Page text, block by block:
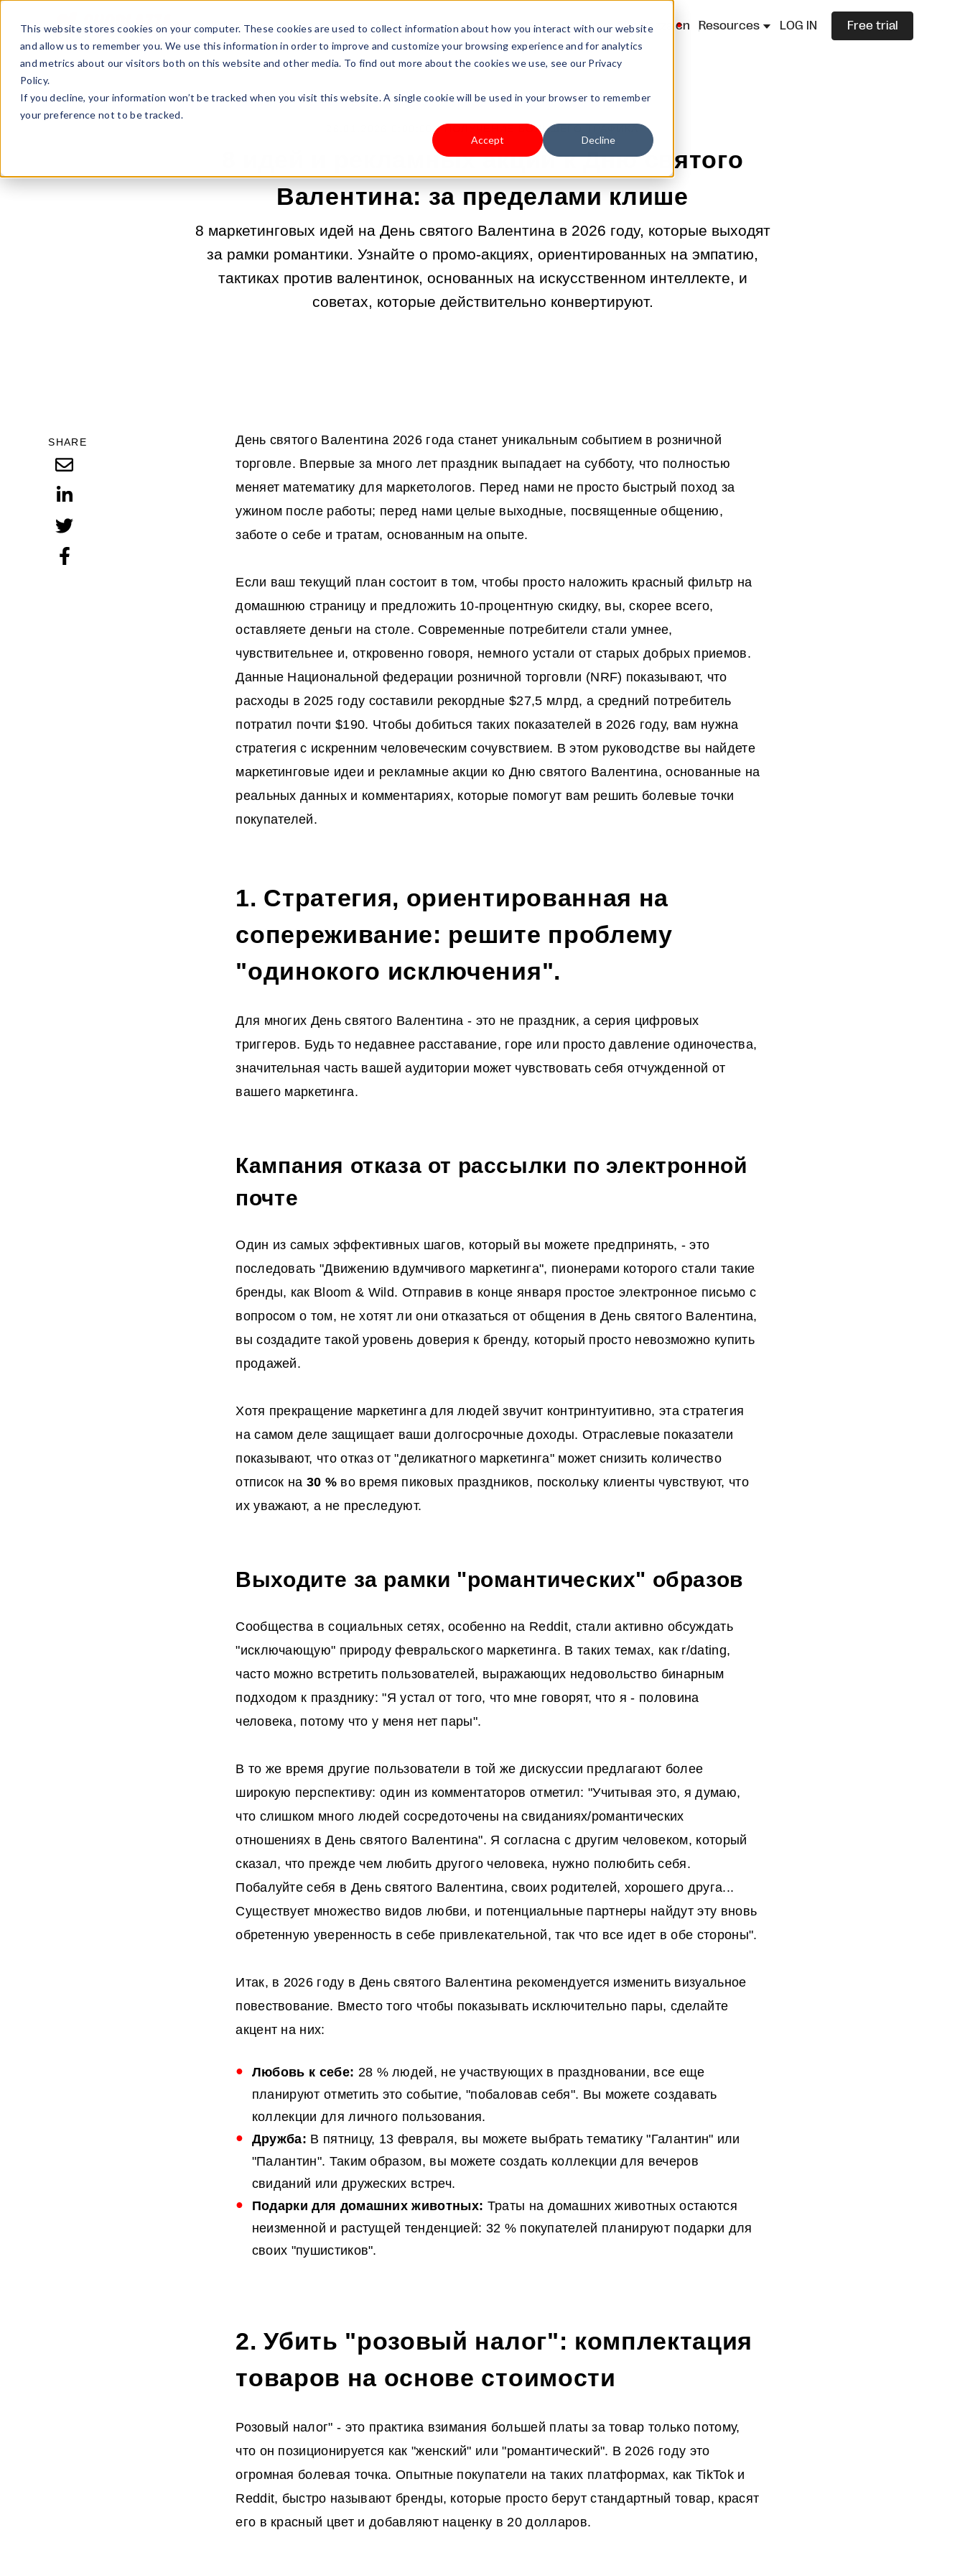
This website stores cookies on your computer. These cookies are used to collect information about how you interact with our website
and allow us to remember you. We use this information in order to improve and customize your browsing experience and for analytics
and metrics about our visitors both on this website and other media. To find out more about the cookies we use, see our Privacy
Policy.
If you decline, your information won’t be tracked when you visit this website. A single cookie will be used in your browser to remember
your preference not to be tracked.
Accept Decline
Sell Online Business Type Pricing Shoplazza.cn Resources LOG IN Free trial
26.01.2026 0:00:00 | ПОЛУЧЕНИЕ БОЛЬШЕГО ТРАФИКА
8 идей и рекламных акций к Дню святого
Валентина: за пределами клише
8 маркетинговых идей на День святого Валентина в 2026 году, которые выходят
за рамки романтики. Узнайте о промо-акциях, ориентированных на эмпатию,
тактиках против валентинок, основанных на искусственном интеллекте, и
советах, которые действительно конвертируют.
SHARE
День святого Валентина 2026 года станет уникальным событием в розничной
торговле. Впервые за много лет праздник выпадает на субботу, что полностью
меняет математику для маркетологов. Перед нами не просто быстрый поход за
ужином после работы; перед нами целые выходные, посвященные общению,
заботе о себе и тратам, основанным на опыте.
Если ваш текущий план состоит в том, чтобы просто наложить красный фильтр на
домашнюю страницу и предложить 10-процентную скидку, вы, скорее всего,
оставляете деньги на столе. Современные потребители стали умнее,
чувствительнее и, откровенно говоря, немного устали от старых добрых приемов.
Данные Национальной федерации розничной торговли (NRF) показывают, что
расходы в 2025 году составили рекордные $27,5 млрд, а средний потребитель
потратил почти $190. Чтобы добиться таких показателей в 2026 году, вам нужна
стратегия с искренним человеческим сочувствием. В этом руководстве вы найдете
маркетинговые идеи и рекламные акции ко Дню святого Валентина, основанные на
реальных данных и комментариях, которые помогут вам решить болевые точки
покупателей.
1. Стратегия, ориентированная на
сопереживание: решите проблему
"одинокого исключения".
Для многих День святого Валентина - это не праздник, а серия цифровых
триггеров. Будь то недавнее расставание, горе или просто давление одиночества,
значительная часть вашей аудитории может чувствовать себя отчужденной от
вашего маркетинга.
Кампания отказа от рассылки по электронной
почте
Один из самых эффективных шагов, который вы можете предпринять, - это
последовать "Движению вдумчивого маркетинга", пионерами которого стали такие
бренды, как Bloom & Wild. Отправив в конце января простое электронное письмо с
вопросом о том, не хотят ли они отказаться от общения в День святого Валентина,
вы создадите такой уровень доверия к бренду, который просто невозможно купить
продажей.
Хотя прекращение маркетинга для людей звучит контринтуитивно, эта стратегия
на самом деле защищает ваши долгосрочные доходы. Отраслевые показатели
показывают, что отказ от "деликатного маркетинга" может снизить количество
отписок на 30 % во время пиковых праздников, поскольку клиенты чувствуют, что
их уважают, а не преследуют.
Выходите за рамки "романтических" образов
Сообщества в социальных сетях, особенно на Reddit, стали активно обсуждать
"исключающую" природу февральского маркетинга. В таких темах, как r/dating,
часто можно встретить пользователей, выражающих недовольство бинарным
подходом к празднику: "Я устал от того, что мне говорят, что я - половина
человека, потому что у меня нет пары".
В то же время другие пользователи в той же дискуссии предлагают более
широкую перспективу: один из комментаторов отметил: "Учитывая это, я думаю,
что слишком много людей сосредоточены на свиданиях/романтических
отношениях в День святого Валентина". Я согласна с другим человеком, который
сказал, что прежде чем любить другого человека, нужно полюбить себя.
Побалуйте себя в День святого Валентина, своих родителей, хорошего друга...
Существует множество видов любви, и потенциальные партнеры найдут эту вновь
обретенную уверенность в себе привлекательной, так что все идет в обе стороны".
Итак, в 2026 году в День святого Валентина рекомендуется изменить визуальное
повествование. Вместо того чтобы показывать исключительно пары, сделайте
акцент на них:
Любовь к себе: 28 % людей, не участвующих в праздновании, все еще
планируют отметить это событие, "побаловав себя". Вы можете создавать
коллекции для личного пользования.
Дружба: В пятницу, 13 февраля, вы можете выбрать тематику "Галантин" или
"Палантин". Таким образом, вы можете создать коллекции для вечеров
свиданий или дружеских встреч.
Подарки для домашних животных: Траты на домашних животных остаются
неизменной и растущей тенденцией: 32 % покупателей планируют подарки для
своих "пушистиков".
2. Убить "розовый налог": комплектация
товаров на основе стоимости
Розовый налог" - это практика взимания большей платы за товар только потому,
что он позиционируется как "женский" или "романтический". В 2026 году это
огромная болевая точка. Опытные покупатели на таких платформах, как TikTok и
Reddit, быстро называют бренды, которые просто берут стандартный товар, красят
его в красный цвет и добавляют наценку в 20 долларов.